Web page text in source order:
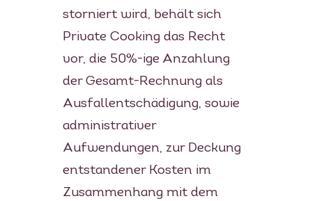
storniert wird, behält sich
Private Cooking das Recht
vor, die 50%-ige Anzahlung
der Gesamt-Rechnung als
Ausfallentschädigung, sowie
administrativer
Aufwendungen, zur Deckung
entstandener Kosten im
Zusammenhang mit dem